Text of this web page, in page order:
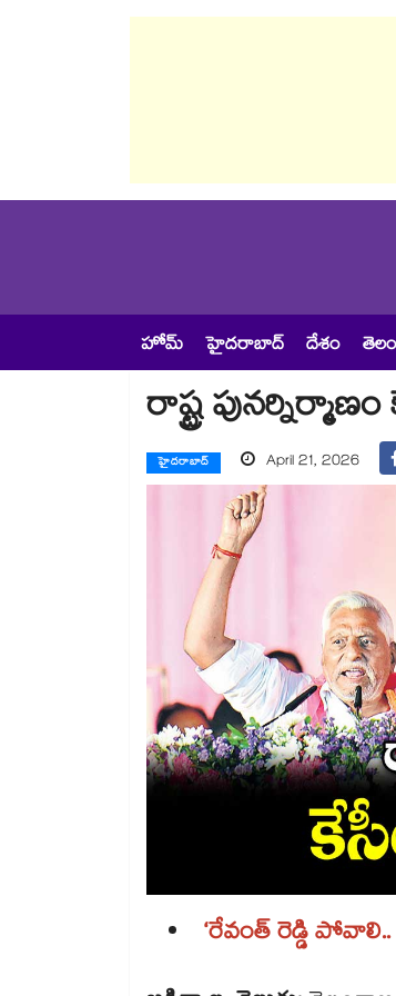
హోమ్ హైదరాబాద్ దేశం
రాష్ట్ర
హైదరాబాద్ April 21, 2026
‘రేవంత్ రెడ్డి